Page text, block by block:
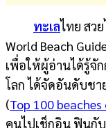
ทะเลไทย สว
World Beach
เพื่อให้ผู้อ่านได้รู้จั
โลก ได้จัดอันดับช
(Top 100
คนไปเช็กอิน ฟินกั
เงิน
การ
ศึกษา
บันเทิง